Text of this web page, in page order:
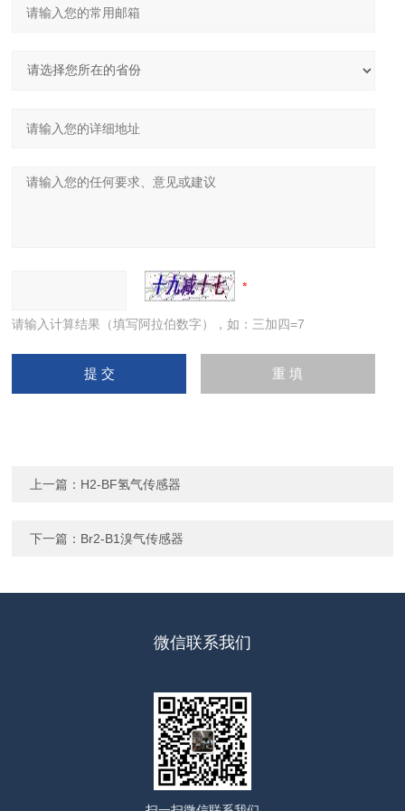
请输入计算结果（填写阿拉伯数字），如：三加四=7
上一篇： H2-BF氢气传感器
下一篇： Br2-B1溴气传感器
微信联系我们